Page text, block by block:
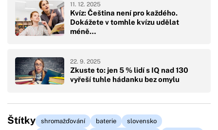
Kvíz: Čeština není pro každého.
Dokážete v tomhle kvízu udělat
méně…
11. 12. 2025
Zkuste to: jen 5 % lidí s IQ nad 130
vyřeší tuhle hádanku bez omylu
22. 9. 2025
Štítky shromažďování baterie
slovensko